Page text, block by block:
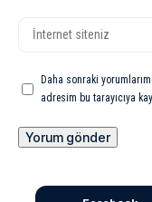
Daha sonraki
adresim bu tarayıcıya